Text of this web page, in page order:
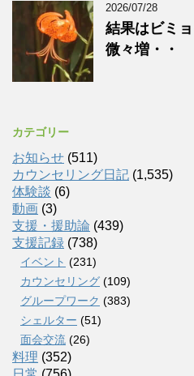
2026/07/28
結果はビミ
微々増・・
カテゴリー
お知らせ (511)
カウンセリング日記 (1,535)
体験談 (6)
動画 (3)
支援・援助論 (439)
支援記録 (738)
イベント (231)
カウンセリング (109)
グループワーク (383)
シェルター (51)
面会交流 (26)
料理 (352)